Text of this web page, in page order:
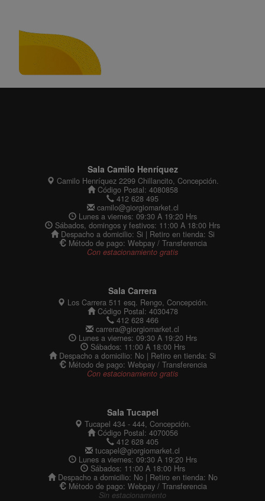
Sala Camilo Henríquez
Camilo Henríquez 2299 Chillancito, Concepción.
Código Postal: 4080858
412 628 495
camilo@giorgiomarket.cl
Lunes a viernes: 09:30 A 19:20 Hrs
Sábados, domingos y festivos: 11:00 A 18:00 Hrs
Despacho a domicilio: Si | Retiro en tienda: Si
Método de pago: Webpay / Transferencia
Con estacionamiento gratis
Sala Carrera
Los Carrera 511 esq. Rengo, Concepción.
Código Postal: 4030478
412 628 466
carrera@giorgiomarket.cl
Lunes a viernes: 09:30 A 19:20 Hrs
Sábados: 11:00 A 18:00 Hrs
Despacho a domicilio: No | Retiro en tienda: Si
Método de pago: Webpay / Transferencia
Con estacionamiento gratis
Sala Tucapel
Tucapel 434 - 444, Concepción.
Código Postal: 4070056
412 628 405
tucapel@giorgiomarket.cl
Lunes a viernes: 09:30 A 19:20 Hrs
Sábados: 11:00 A 18:00 Hrs
Despacho a domicilio: No | Retiro en tienda: No
Método de pago: Webpay / Transferencia
Sin estacionamiento